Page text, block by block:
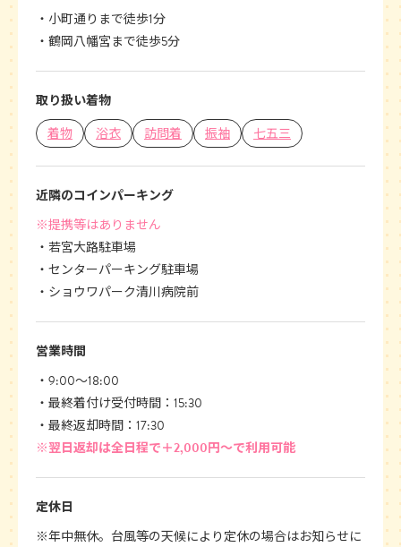
小町通りまで徒歩1分
鶴岡八幡宮まで徒歩5分
取り扱い着物
着物 浴衣 訪問着 振袖 七五三
近隣のコインパーキング
※提携等はありません
若宮大路駐車場
センターパーキング駐車場
ショウワパーク清川病院前
営業時間
9:00〜18:00
最終着付け受付時間：15:30
最終返却時間：17:30
※翌日返却は全日程で＋2,000円〜で利用可能
定休日
※年中無休。台風等の天候により定休の場合はお知らせに